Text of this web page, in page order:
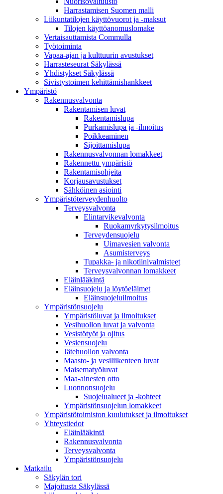
Harrastamisen Suomen malli
Liikuntatilojen käyttövuorot ja -maksut
Tilojen käyttöanomuslomake
Vertaisauttamista Commulla
Työtoiminta
Vapaa-ajan ja kulttuurin avustukset
Harrasteseurat Säkylässä
Yhdistykset Säkylässä
Sivistystoimen kehittämishankkeet
Ympä­ristö
Rakennusvalvonta
Rakentamisen luvat
Rakentamislupa
Purkamislupa ja -ilmoitus
Poikkeaminen
Sijoittamislupa
Rakennusvalvonnan lomakkeet
Rakennettu ympäristö
Rakentamisohjeita
Korjausavustukset
Sähköinen asiointi
Ympäristöterveydenhuolto
Terveysvalvonta
Elintarvikevalvonta
Ruokamyrkytysilmoitus
Terveydensuojelu
Uimavesien valvonta
Asumisterveys
Tupakka- ja nikotiinivalmisteet
Terveysvalvonnan lomakkeet
Eläinlääkintä
Eläinsuojelu ja löytöeläimet
Eläinsuojeluilmoitus
Ympäristönsuojelu
Ympäristöluvat ja ilmoitukset
Vesihuollon luvat ja valvonta
Vesistötyöt ja ojitus
Vesiensuojelu
Jätehuollon valvonta
Maasto- ja vesiliikenteen luvat
Maisematyöluvat
Maa-ainesten otto
Luonnonsuojelu
Suojelualueet ja -kohteet
Ympäristönsuojelun lomakkeet
Ympäristötoimiston kuulutukset ja ilmoitukset
Yhteystiedot
Eläinlääkintä
Rakennusvalvonta
Terveysvalvonta
Ympäristönsuojelu
Mat­kailu
Säkylän tori
Majoitusta Säkylässä